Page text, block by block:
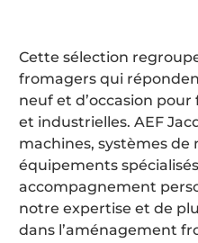
Cette sélection
fromagers qui
neuf et d’occasion
et industrielles. AEF
machines, systèmes de
équipements
accompagnement
notre expertise et de
dans l’aménagement